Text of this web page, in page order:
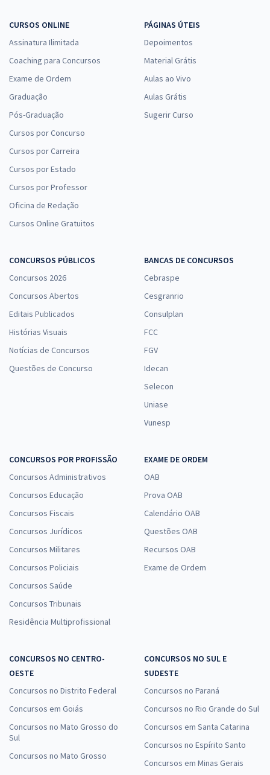
CURSOS ONLINE
Assinatura Ilimitada
Coaching para Concursos
Exame de Ordem
Graduação
Pós-Graduação
Cursos por Concurso
Cursos por Carreira
Cursos por Estado
Cursos por Professor
Oficina de Redação
Cursos Online Gratuitos
PÁGINAS ÚTEIS
Depoimentos
Material Grátis
Aulas ao Vivo
Aulas Grátis
Sugerir Curso
CONCURSOS PÚBLICOS
Concursos 2026
Concursos Abertos
Editais Publicados
Histórias Visuais
Notícias de Concursos
Questões de Concurso
BANCAS DE CONCURSOS
Cebraspe
Cesgranrio
Consulplan
FCC
FGV
Idecan
Selecon
Uniase
Vunesp
CONCURSOS POR PROFISSÃO
Concursos Administrativos
Concursos Educação
Concursos Fiscais
Concursos Jurídicos
Concursos Militares
Concursos Policiais
Concursos Saúde
Concursos Tribunais
Residência Multiprofissional
EXAME DE ORDEM
OAB
Prova OAB
Calendário OAB
Questões OAB
Recursos OAB
Exame de Ordem
CONCURSOS NO CENTRO-
OESTE
Concursos no Distrito Federal
Concursos em Goiás
Concursos no Mato Grosso do
Sul
Concursos no Mato Grosso
CONCURSOS NO SUL E
SUDESTE
Concursos no Paraná
Concursos no Rio Grande do Sul
Concursos em Santa Catarina
Concursos no Espírito Santo
Concursos em Minas Gerais